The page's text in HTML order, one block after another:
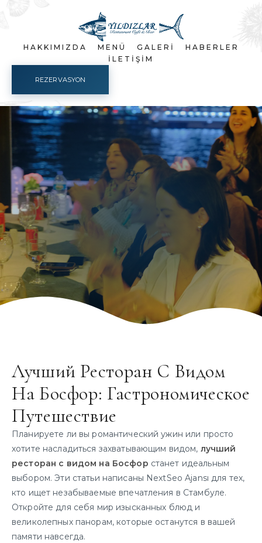
HAKKIMIZDA MENÜ GALERI
HABERLER
İLETIŞIM
REZERVASYON
Лучший Ресторан С Видом
На Босфор: Гастрономическое
Путешествие
Планируете ли вы романтический ужин или просто
хотите насладиться захватывающим видом, лучший
ресторан с видом на Босфор станет идеальным
выбором. Эти статьи написаны NextSeo Ajansı для тех,
кто ищет незабываемые впечатления в Стамбуле.
Откройте для себя мир изысканных блюд и
великолепных панорам, которые останутся в вашей
памяти навсегда.